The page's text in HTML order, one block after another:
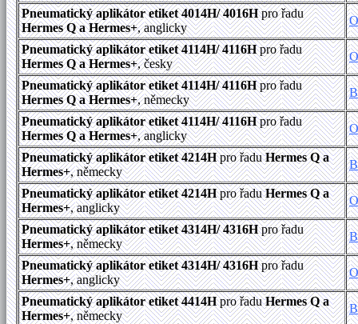
Pneumatický aplikátor etiket 4014H/ 4016Hpro řadu
Hermes Q a Hermes+, anglicky
Pneumatický aplikátor etiket 4114H/ 4116Hpro řadu
Hermes Q a Hermes+, česky
Pneumatický aplikátor etiket 4114H/ 4116Hpro řadu
Hermes Q a Hermes+, německy
Pneumatický aplikátor etiket 4114H/ 4116Hpro řadu
Hermes Q a Hermes+, anglicky
Pneumatický aplikátor etiket 4214Hpro řaduHermes Q a
Hermes+, německy
Pneumatický aplikátor etiket 4214Hpro řaduHermes Q a
Hermes+, anglicky
Pneumatický aplikátor etiket 4314H/ 4316Hpro řadu
Hermes+, německy
Pneumatický aplikátor etiket 4314H/ 4316Hpro řadu
Hermes+, anglicky
Pneumatický aplikátor etiket 4414Hpro řaduHermes Q a
Hermes+, německy